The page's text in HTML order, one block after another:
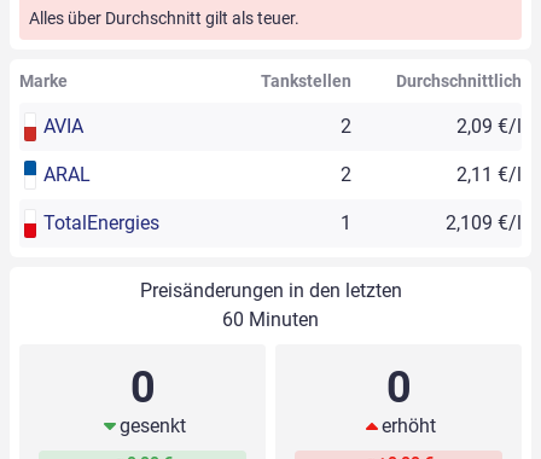
Alles über Durchschnitt gilt als teuer.
Marke Tankstellen Durchschnittlich
AVIA 2 2,09 €/l
ARAL 2 2,11 €/l
TotalEnergies 1 2,109 €/l
Preisänderungen in den letzten
60 Minuten
0
gesenkt
0
erhöht